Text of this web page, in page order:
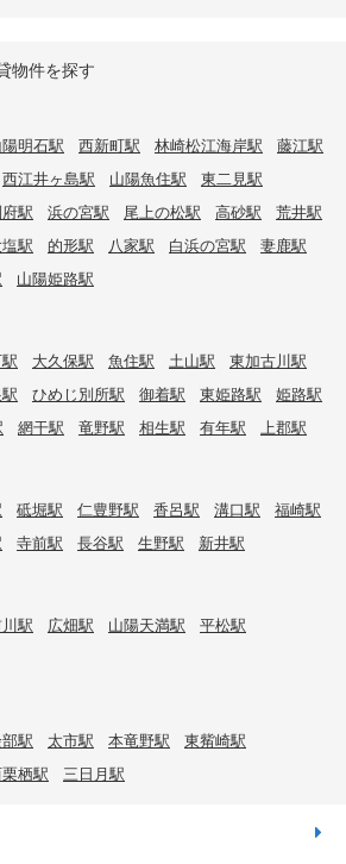
物件を探す
明石駅 西新町駅 林崎松江海岸駅
藤江駅
西江井ヶ島駅 山陽魚住駅
東二見駅
駅 浜の宮駅 尾上の松駅 高砂駅
荒井駅
駅 的形駅 八家駅 白浜の宮駅
妻鹿駅
山陽姫路駅
大久保駅 魚住駅 土山駅
東加古川駅
ひめじ別所駅 御着駅 東姫路駅
姫路駅
網干駅 竜野駅 相生駅 有年駅 上郡駅
砥堀駅 仁豊野駅 香呂駅 溝口駅
福崎駅
寺前駅 長谷駅 生野駅 新井駅
駅 広畑駅 山陽天満駅
平松駅
駅 太市駅 本竜野駅
東觜崎駅
栖駅 三日月駅